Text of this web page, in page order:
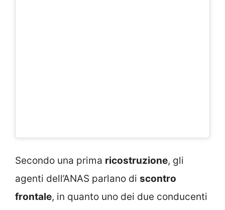
Secondo una prima ricostruzione, gli
agenti dell’ANAS parlano di scontro
frontale, in quanto uno dei due conducenti